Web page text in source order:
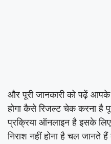
और पूरी जानकारी को पढ़ें आपके
होगा कैसे रिजल्ट चेक करना है
प्रक्रिया ऑनलाइन है इसके
निराश नहीं होना है चल जानते